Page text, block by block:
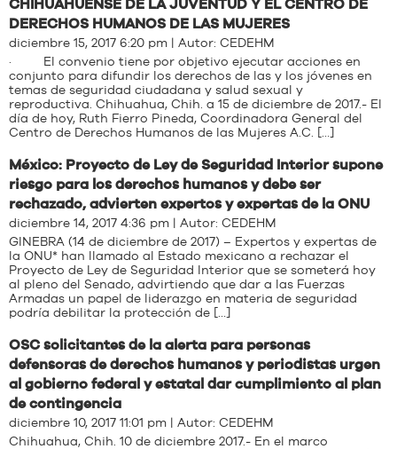
CHIHUAHUENSE DE LA JUVENTUD Y EL CENTRO DE
DERECHOS HUMANOS DE LAS MUJERES
diciembre 15, 2017 6:20 pm | Autor: CEDEHM
· El convenio tiene por objetivo ejecutar acciones en
conjunto para difundir los derechos de las y los jóvenes en
temas de seguridad ciudadana y salud sexual y
reproductiva. Chihuahua, Chih. a 15 de diciembre de 2017.- El
día de hoy, Ruth Fierro Pineda, Coordinadora General del
Centro de Derechos Humanos de las Mujeres A.C. […]
México: Proyecto de Ley de Seguridad Interior supone
riesgo para los derechos humanos y debe ser
rechazado, advierten expertos y expertas de la ONU
diciembre 14, 2017 4:36 pm | Autor: CEDEHM
GINEBRA (14 de diciembre de 2017) – Expertos y expertas de
la ONU* han llamado al Estado mexicano a rechazar el
Proyecto de Ley de Seguridad Interior que se someterá hoy
al pleno del Senado, advirtiendo que dar a las Fuerzas
Armadas un papel de liderazgo en materia de seguridad
podría debilitar la protección de […]
OSC solicitantes de la alerta para personas
defensoras de derechos humanos y periodistas urgen
al gobierno federal y estatal dar cumplimiento al plan
de contingencia
diciembre 10, 2017 11:01 pm | Autor: CEDEHM
Chihuahua, Chih. 10 de diciembre 2017.- En el marco